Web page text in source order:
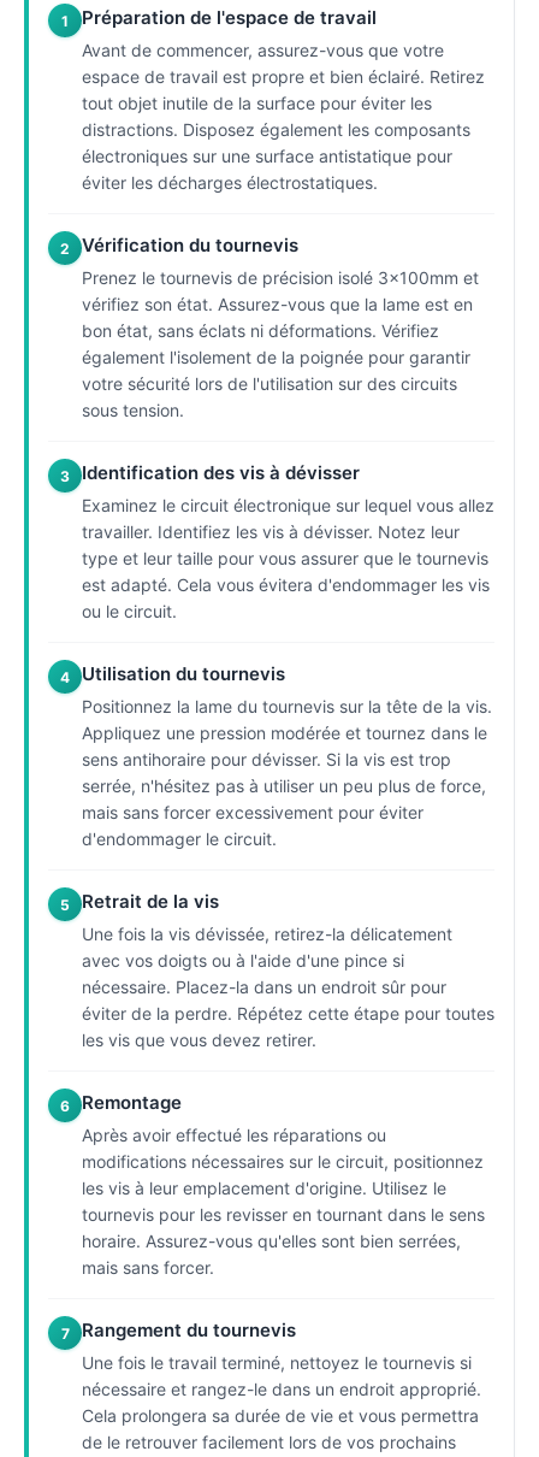
1 Préparation de l'espace de travail
Avant de commencer, assurez-vous que votre
espace de travail est propre et bien éclairé. Retirez
tout objet inutile de la surface pour éviter les
distractions. Disposez également les composants
électroniques sur une surface antistatique pour
éviter les décharges électrostatiques.
2 Vérification du tournevis
Prenez le tournevis de précision isolé 3x100mm et
vérifiez son état. Assurez-vous que la lame est en
bon état, sans éclats ni déformations. Vérifiez
également l'isolement de la poignée pour garantir
votre sécurité lors de l'utilisation sur des circuits
sous tension.
3 Identification des vis à dévisser
Examinez le circuit électronique sur lequel vous allez
travailler. Identifiez les vis à dévisser. Notez leur
type et leur taille pour vous assurer que le tournevis
est adapté. Cela vous évitera d'endommager les vis
ou le circuit.
4 Utilisation du tournevis
Positionnez la lame du tournevis sur la tête de la vis.
Appliquez une pression modérée et tournez dans le
sens antihoraire pour dévisser. Si la vis est trop
serrée, n'hésitez pas à utiliser un peu plus de force,
mais sans forcer excessivement pour éviter
d'endommager le circuit.
5 Retrait de la vis
Une fois la vis dévissée, retirez-la délicatement
avec vos doigts ou à l'aide d'une pince si
nécessaire. Placez-la dans un endroit sûr pour
éviter de la perdre. Répétez cette étape pour toutes
les vis que vous devez retirer.
6 Remontage
Après avoir effectué les réparations ou
modifications nécessaires sur le circuit, positionnez
les vis à leur emplacement d'origine. Utilisez le
tournevis pour les revisser en tournant dans le sens
horaire. Assurez-vous qu'elles sont bien serrées,
mais sans forcer.
7 Rangement du tournevis
Une fois le travail terminé, nettoyez le tournevis si
nécessaire et rangez-le dans un endroit approprié.
Cela prolongera sa durée de vie et vous permettra
de le retrouver facilement lors de vos prochains